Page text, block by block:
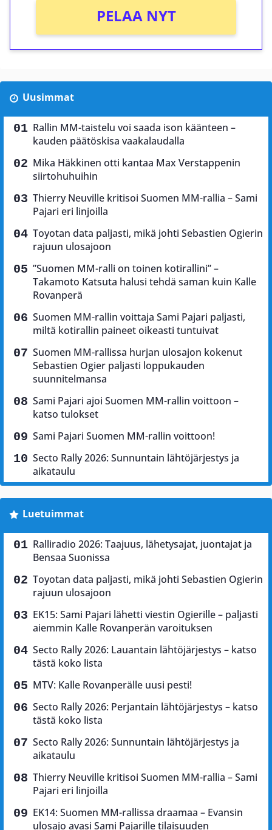
PELAA NYT
Uusimmat
Rallin MM-taistelu voi saada ison käänteen –
kauden päätöskisa vaakalaudalla
Mika Häkkinen otti kantaa Max Verstappenin
siirtohuhuihin
Thierry Neuville kritisoi Suomen MM-rallia – Sami
Pajari eri linjoilla
Toyotan data paljasti, mikä johti Sebastien Ogierin
rajuun ulosajoon
”Suomen MM-ralli on toinen kotirallini” –
Takamoto Katsuta halusi tehdä saman kuin Kalle
Rovanperä
Suomen MM-rallin voittaja Sami Pajari paljasti,
miltä kotirallin paineet oikeasti tuntuivat
Suomen MM-rallissa hurjan ulosajon kokenut
Sebastien Ogier paljasti loppukauden
suunnitelmansa
Sami Pajari ajoi Suomen MM-rallin voittoon –
katso tulokset
Sami Pajari Suomen MM-rallin voittoon!
Secto Rally 2026: Sunnuntain lähtöjärjestys ja
aikataulu
Luetuimmat
Ralliradio 2026: Taajuus, lähetysajat, juontajat ja
Bensaa Suonissa
Toyotan data paljasti, mikä johti Sebastien Ogierin
rajuun ulosajoon
EK15: Sami Pajari lähetti viestin Ogierille – paljasti
aiemmin Kalle Rovanperän varoituksen
Secto Rally 2026: Lauantain lähtöjärjestys – katso
tästä koko lista
MTV: Kalle Rovanperälle uusi pesti!
Secto Rally 2026: Perjantain lähtöjärjestys – katso
tästä koko lista
Secto Rally 2026: Sunnuntain lähtöjärjestys ja
aikataulu
Thierry Neuville kritisoi Suomen MM-rallia – Sami
Pajari eri linjoilla
EK14: Suomen MM-rallissa draamaa – Evansin
ulosajo avasi Sami Pajarille tilaisuuden